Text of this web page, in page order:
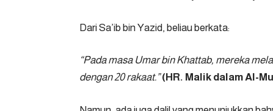
Dari Sa’ib bin Yazid, beliau berkata:
“Pada masa Umar bin Khattab, mereka
dengan 20 rakaat.”(HR. Malik dalam Al-